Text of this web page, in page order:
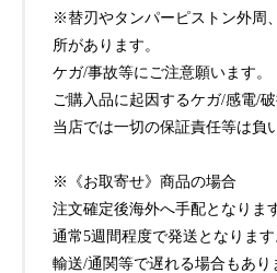
※替刃やタンパーピストン外周
所があります。
ケガ/事故等にご注意願います。
ご購入品に起因するケガ/感電/破
当店では一切の保証責任等は負
※《お取寄せ》商品の場合
注文確定後海外へ手配となりま
通常5週間程度で発送となります
輸送/通関等で遅れる場合もあり